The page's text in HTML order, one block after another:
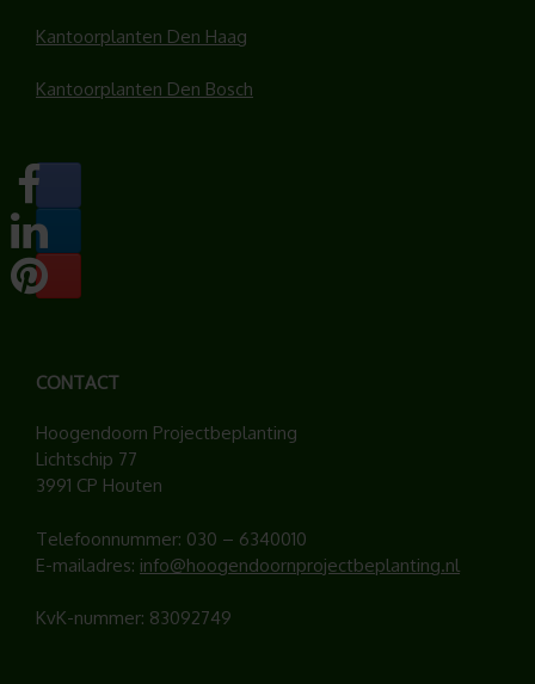
Kantoorplanten Den Haag
Kantoorplanten Den Bosch
CONTACT
Hoogendoorn Projectbeplanting
Lichtschip 77
3991 CP Houten
Telefoonnummer: 030 – 6340010
E-mailadres: info@hoogendoornprojectbeplanting.nl
KvK-nummer: 83092749